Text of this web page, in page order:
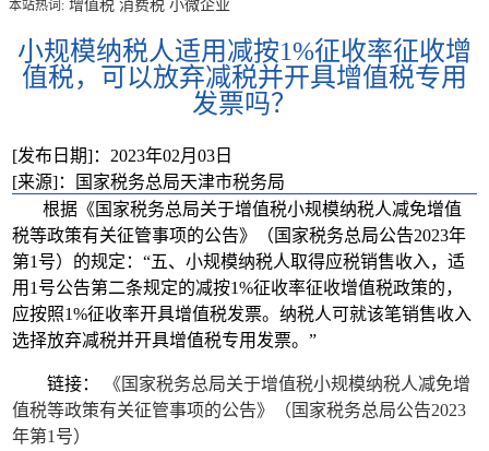
本站热词: 增值税 消费税 小微企业
小规模纳税人适用减按1%征收率征收增
值税，可以放弃减税并开具增值税专用
发票吗？
[发布日期]：2023年02月03日
[来源]：国家税务总局天津市税务局
根据《国家税务总局关于增值税小规模纳税人减免增值
税等政策有关征管事项的公告》（国家税务总局公告2023年
第1号）的规定：“五、小规模纳税人取得应税销售收入，适
用1号公告第二条规定的减按1%征收率征收增值税政策的，
应按照1%征收率开具增值税发票。纳税人可就该笔销售收入
选择放弃减税并开具增值税专用发票。”
链接：
《国家税务总局关于增值税小规模纳税人减免增
值税等政策有关征管事项的公告》（国家税务总局公告2023
年第1号）